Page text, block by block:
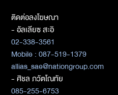
ติดต่อลงโฆษณา
- อัลเลียซ สะอิ
02-338-3561
Mobile : 087-519-1379
allias_sae@nationgroup.com
- ศิชล ภวัตโณทัย
085-255-6753